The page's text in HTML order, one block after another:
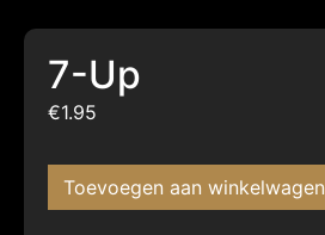
7-Up
€1.95
Toevoegen aan winkelwagen